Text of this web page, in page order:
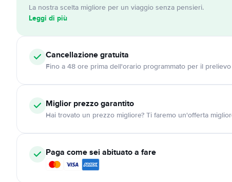
La nostra scelta migliore per un viaggio senza pensieri.
Leggi di più
Cancellazionegratuita
Fino a 48 ore prima dell'orario programmato per il prelievo
Miglior prezzo garantito
Hai trovato un prezzo migliore? Ti faremo un'offerta
Paga come sei abituato a fare